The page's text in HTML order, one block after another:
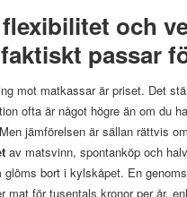
och
passar
mot matkassar är priset. Det
ofta är något högre än om du
jämförelsen är sällan rättvis
av matsvinn, spontanköp och
glöms bort i kylskåpet. En
mat för tusentals kronor per år,